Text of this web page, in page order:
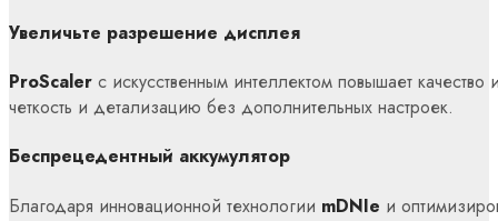
Увеличьте разрешение дисплея
ProScaler с искусственным интеллектом повышает
четкость и детализацию без дополнительных настроек.
Беспрецедентный аккумулятор
Благодаря инновационной технологии mDNIe и